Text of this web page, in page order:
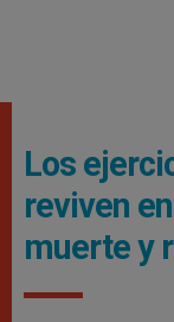
Los
reviven
muerte y